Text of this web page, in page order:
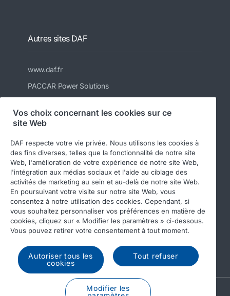
Autres sites DAF
www.daf.fr
PACCAR Power Solutions
Véhicules d'occasion DAF
Boutique en ligne de pièces DAF
© 2026 DAF Legal notice
Privacy statement
General conditions
DAF and cookies
A PACCAR COMPANY
Vos choix concernant les cookies sur ce
site Web
DAF respecte votre vie privée. Nous utilisons les cookies à
des fins diverses, telles que la fonctionnalité de notre site
Web, l'amélioration de votre expérience de notre site Web,
l'intégration aux médias sociaux et l'aide au ciblage des
activités de marketing au sein et au-delà de notre site Web.
En poursuivant votre visite sur notre site Web, vous
consentez à notre utilisation des cookies. Cependant, si
vous souhaitez personnaliser vos préférences en matière de
cookies, cliquez sur « Modifier les paramètres » ci-dessous.
Vous pouvez retirer votre consentement à tout moment.
Autoriser tous les
cookies
Tout refuser
Modifier les